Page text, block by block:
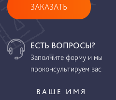
ЗАКАЗАТЬ
ЕСТЬ ВОПРОСЫ?
Заполните форму и мы
проконсультируем вас